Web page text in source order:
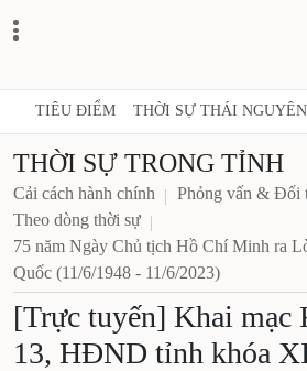
TIÊU ĐIỂM THỜI SỰ THÁI NGUYÊN
THỜI SỰ TRONG TỈNH
Cải cách hành chính
Phỏng vấn & Đối
Theo dòng thời sự
75 năm Ngày Chủ tịch Hồ Chí Minh ra
Quốc (11/6/1948 - 11/6/2023)
[Trực tuyến] Khai mạc
13, HĐND tỉnh khóa